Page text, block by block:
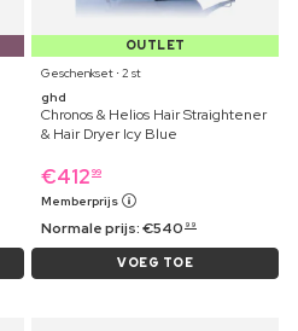
OUTLET
Geschenkset ⋅ 2 st
ghd
Chronos & Helios Hair Straightener
& Hair Dryer Icy Blue
€412 99
Memberprijs
Normale prijs:€540 99
VOEG TOE